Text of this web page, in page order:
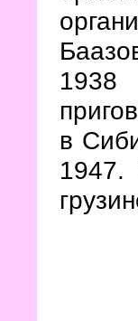
1938
в
1947.